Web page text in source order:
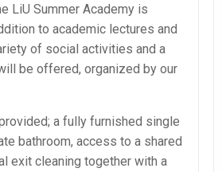
LiU Summer Academy is
to academic lectures and
of social activities and a
be offered, organized by our
a fully furnished single
bathroom, access to a shared
exit cleaning together with a